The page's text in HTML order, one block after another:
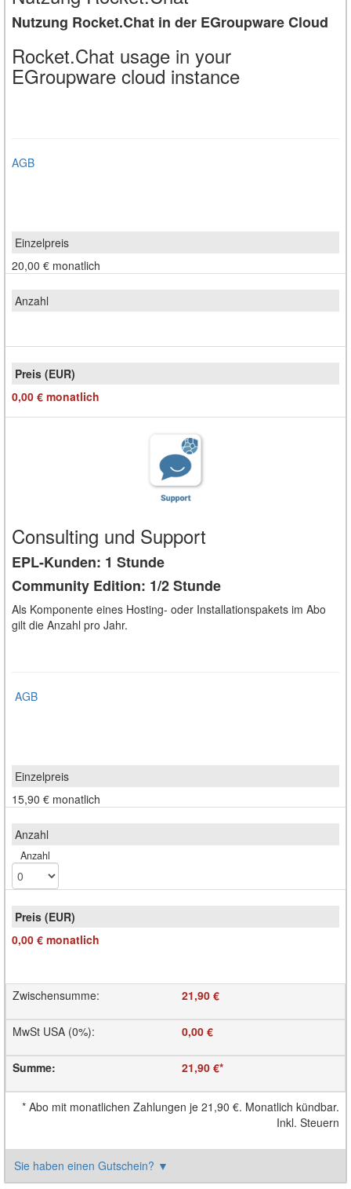
Nutzung Rocket.Chat in der EGroupware Cloud
Rocket.Chat usage in your
EGroupware cloud instance
AGB
20,00 € monatlich
0,00 € monatlich
Consulting und Support
EPL-Kunden: 1 Stunde
Community Edition: 1/2 Stunde
Als Komponente eines Hosting- oder Installationspakets im Abo
gilt die Anzahl pro Jahr.
AGB
15,90 € monatlich
Anzahl
0,00 € monatlich
Zwischensumme: 21,90 €
MwSt USA (0%): 0,00 €
Summe: 21,90 €*
* Abo mit monatlichen Zahlungen je 21,90 €. Monatlich kündbar.
Inkl. Steuern
Sie haben einen Gutschein? ▼